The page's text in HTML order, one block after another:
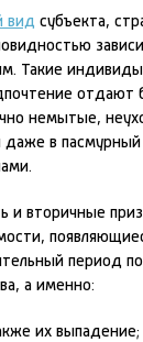
вид субъекта,
Такие
отдают
немытые,
в пасмурный
и вторичные
период
а именно:
их выпадение;